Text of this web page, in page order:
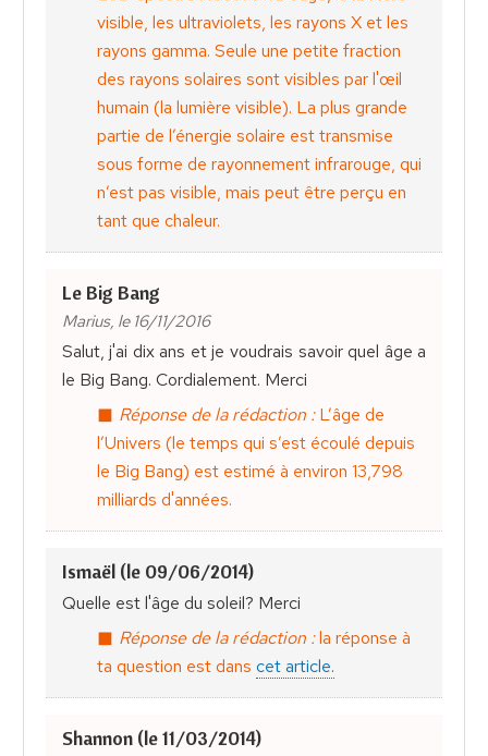
visible, les ultraviolets, les rayons X et les
rayons gamma. Seule une petite fraction
des rayons solaires sont visibles par l'œil
humain (la lumière visible). La plus grande
partie de l’énergie solaire est transmise
sous forme de rayonnement infrarouge, qui
n’est pas visible, mais peut être perçu en
tant que chaleur.
Le Big Bang
Marius, le 16/11/2016
Salut, j'ai dix ans et je voudrais savoir quel âge a
le Big Bang. Cordialement. Merci
Réponse de la rédaction :L’âge de
l’Univers (le temps qui s’est écoulé depuis
le Big Bang) est estimé à environ 13,798
milliards d'années.
Ismaël (le 09/06/2014)
Quelle est l'âge du soleil? Merci
Réponse de la rédaction :la réponse à
ta question est dans cet article.
Shannon (le 11/03/2014)